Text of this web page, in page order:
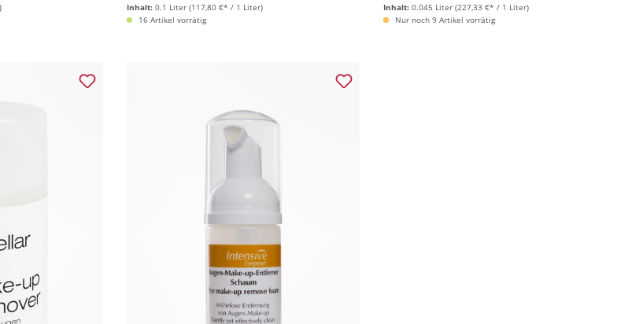
Inhalt: 0.1 Liter (117,80 €* / 1 Liter)
16 Artikel vorrätig
Inhalt: 0.045 Liter (227,33 €* / 1 Liter)
Nur noch 9 Artikel vorrätig